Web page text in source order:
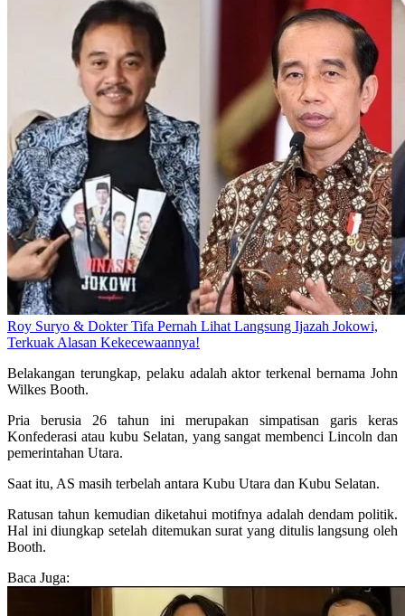
Roy Suryo & Dokter Tifa Pernah Lihat Langsung Ijazah Jokowi,
Terkuak Alasan Kekecewaannya!
Belakangan terungkap, pelaku adalah aktor terkenal bernama John
Wilkes Booth.
Pria berusia 26 tahun ini merupakan simpatisan garis keras
Konfederasi atau kubu Selatan, yang sangat membenci Lincoln dan
pemerintahan Utara.
Saat itu, AS masih terbelah antara Kubu Utara dan Kubu Selatan.
Ratusan tahun kemudian diketahui motifnya adalah dendam politik.
Hal ini diungkap setelah ditemukan surat yang ditulis langsung oleh
Booth.
Baca Juga: